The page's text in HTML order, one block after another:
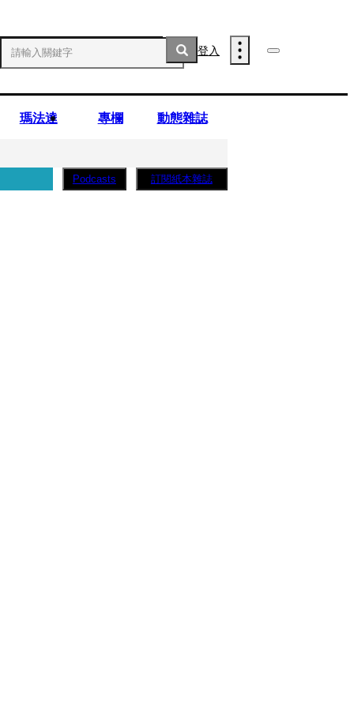
登入
瑪法達 專欄 動態雜誌
Podcasts 訂閱紙本雜誌